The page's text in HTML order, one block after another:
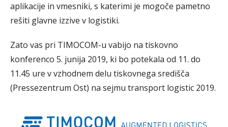
aplikacije in vmesniki, s katerimi je mogoče pametno
rešiti glavne izzive v logistiki.
Zato vas pri TIMOCOM-u vabijo na tiskovno
konferenco 5. junija 2019, ki bo potekala od 11. do
11.45 ure v vzhodnem delu tiskovnega središča
(Pressezentrum Ost) na sejmu transport logistic 2019.